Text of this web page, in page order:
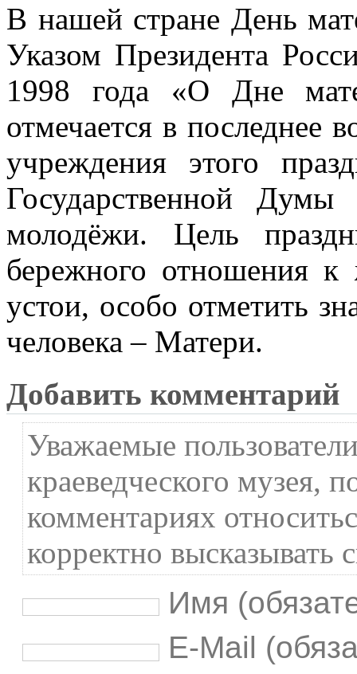
В нашей стране День
Указом Президента
1998 года «О Дне
отмечается в последнее
учреждения этого
Государственной
молодёжи. Цель
бережного отношения к
устои, особо отметить
человека – Матери.
Добавить комментарий
Уважаемые
краеведческого музея,
комментариях
корректно высказывать
Имя
E-Mail